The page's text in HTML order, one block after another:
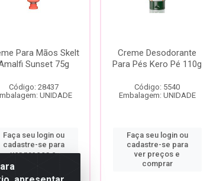
Para Mãos Skelt
Sunset 75g
Código: 28437
UNIDADE
Faça seu login ou
cadastre-se para
ver preços e
Creme Desodorante
Para Pés Kero Pé 110g
Código: 5540
Embalagem: UNIDADE
Faça seu login ou
cadastre-se para
ver preços e
comprar